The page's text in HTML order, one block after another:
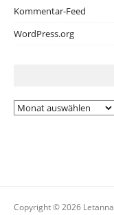
Kommentar-Feed
WordPress.org
Archiv
Copyright © 2026